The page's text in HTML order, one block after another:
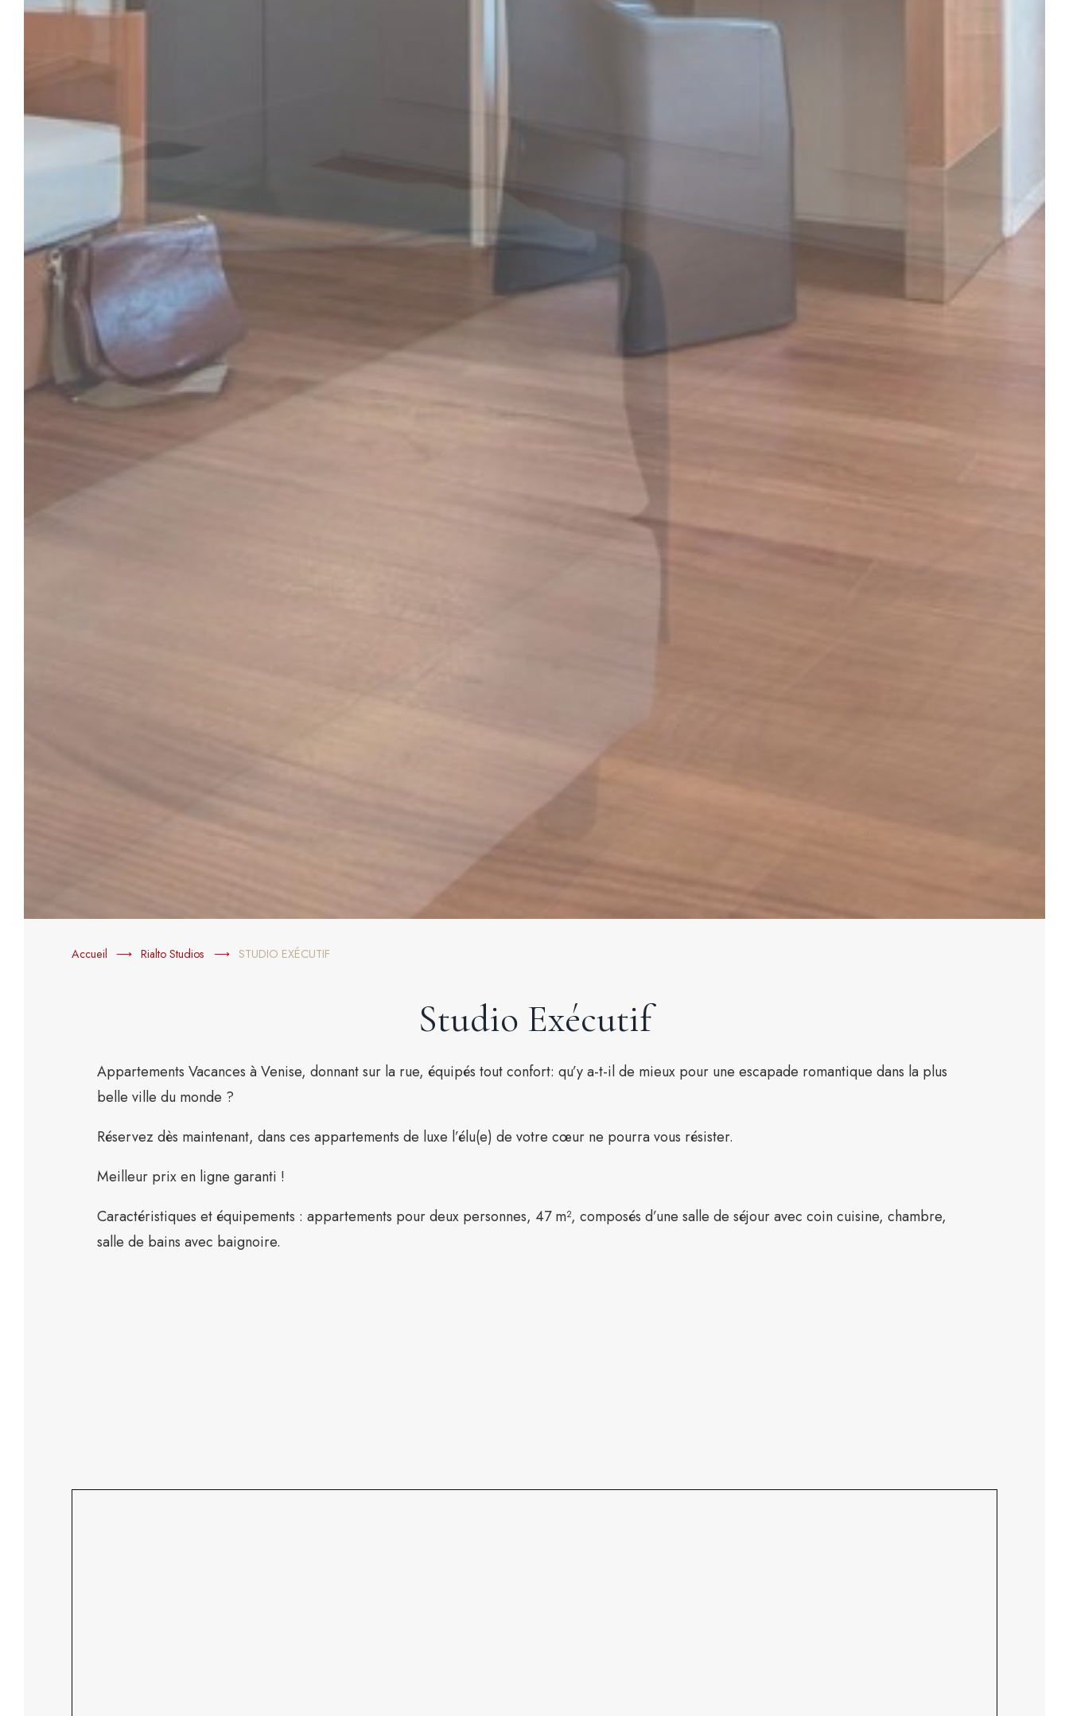
Accueil Rialto Studios STUDIO EXÉCUTIF
Studio Exécutif
Appartements Vacances à Venise, donnant sur la rue, équipés tout confort: qu’y a-t-il de mieux pour une escapade romantique dans la plus
belle ville du monde ?
Réservez dès maintenant, dans ces appartements de luxe l’élu(e) de votre cœur ne pourra vous résister.
Meilleur prix en ligne garanti !
Caractéristiques et équipements : appartements pour deux personnes, 47 m², composés d’une salle de séjour avec coin cuisine, chambre,
salle de bains avec baignoire.